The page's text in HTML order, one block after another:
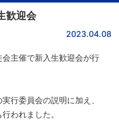
歓迎会
2023.04.08
主催で新入生歓迎会が行
行委員会の説明に加え、
われました。